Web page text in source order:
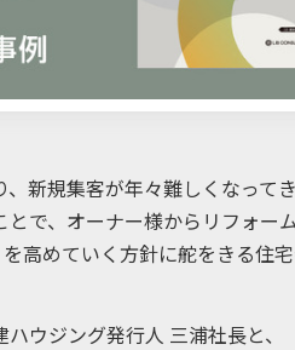
新規集客が年々難しくなってき
とで、オーナー様からリフォー
高めていく方針に舵をきる住
ウジング発行人 三浦社長と、